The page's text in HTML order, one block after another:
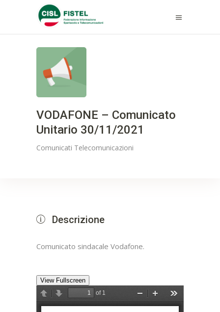
VODAFONE – Comunicato
Unitario 30/11/2021
Comunicati Telecomunicazioni
Descrizione
Comunicato sindacale Vodafone.
View Fullscreen